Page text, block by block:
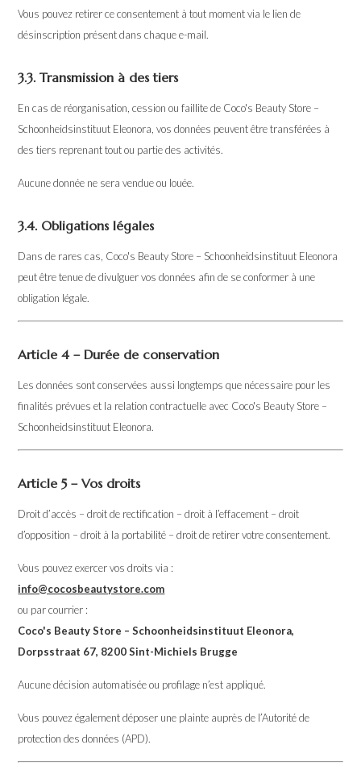
Vous pouvez retirer ce consentement à tout moment via le lien de
désinscription présent dans chaque e-mail.
3.3. Transmission à des tiers
En cas de réorganisation, cession ou faillite de Coco's Beauty Store –
Schoonheidsinstituut Eleonora, vos données peuvent être transférées à
des tiers reprenant tout ou partie des activités.
Aucune donnée ne sera vendue ou louée.
3.4. Obligations légales
Dans de rares cas, Coco's Beauty Store – Schoonheidsinstituut Eleonora
peut être tenue de divulguer vos données afin de se conformer à une
obligation légale.
Article 4 – Durée de conservation
Les données sont conservées aussi longtemps que nécessaire pour les
finalités prévues et la relation contractuelle avec Coco's Beauty Store –
Schoonheidsinstituut Eleonora.
Article 5 – Vos droits
Droit d’accès – droit de rectification – droit à l’effacement – droit
d’opposition – droit à la portabilité – droit de retirer votre consentement.
Vous pouvez exercer vos droits via :
info@cocosbeautystore.com
ou par courrier :
Coco's Beauty Store – Schoonheidsinstituut Eleonora,
Dorpsstraat 67, 8200 Sint-Michiels Brugge
Aucune décision automatisée ou profilage n’est appliqué.
Vous pouvez également déposer une plainte auprès de l’Autorité de
protection des données (APD).